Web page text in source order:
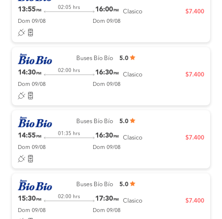
13:55 PM
02:05 hrs 16:00 PM
Dom 09/08 Dom 09/08
Clasico $7.400
Buses Bío Bío 5.0
14:30 PM
02:00 hrs 16:30 PM
Dom 09/08 Dom 09/08
Clasico $7.400
Buses Bío Bío 5.0
14:55 PM
01:35 hrs 16:30 PM
Dom 09/08 Dom 09/08
Clasico $7.400
Buses Bío Bío 5.0
15:30 PM
02:00 hrs 17:30 PM
Dom 09/08 Dom 09/08
Clasico $7.400